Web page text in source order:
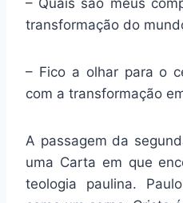
– Quais são meus
transformação do
– Fico a olhar para o
com a transformação
A passagem da
uma Carta em que
teologia paulina.